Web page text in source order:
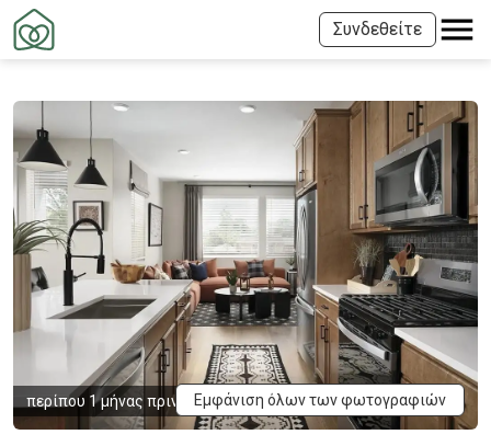
Συνδεθείτε
περίπου 1 μήνας πριν Εμφάνιση όλων των φωτογραφιών